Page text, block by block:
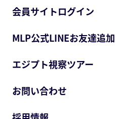
会員サイトログイン
MLP公式LINEお友達追加
エジプト視察ツアー
お問い合わせ